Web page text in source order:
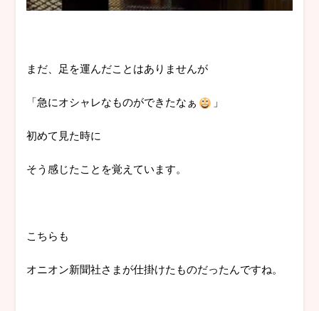
まだ、足を運んだことはありませんが
「急にオシャレなものができたなぁ 」
初めて見た時に
そう感じたことを覚えています。
こちらも
オニオン新聞社さまが仕掛けたものだったんですね。